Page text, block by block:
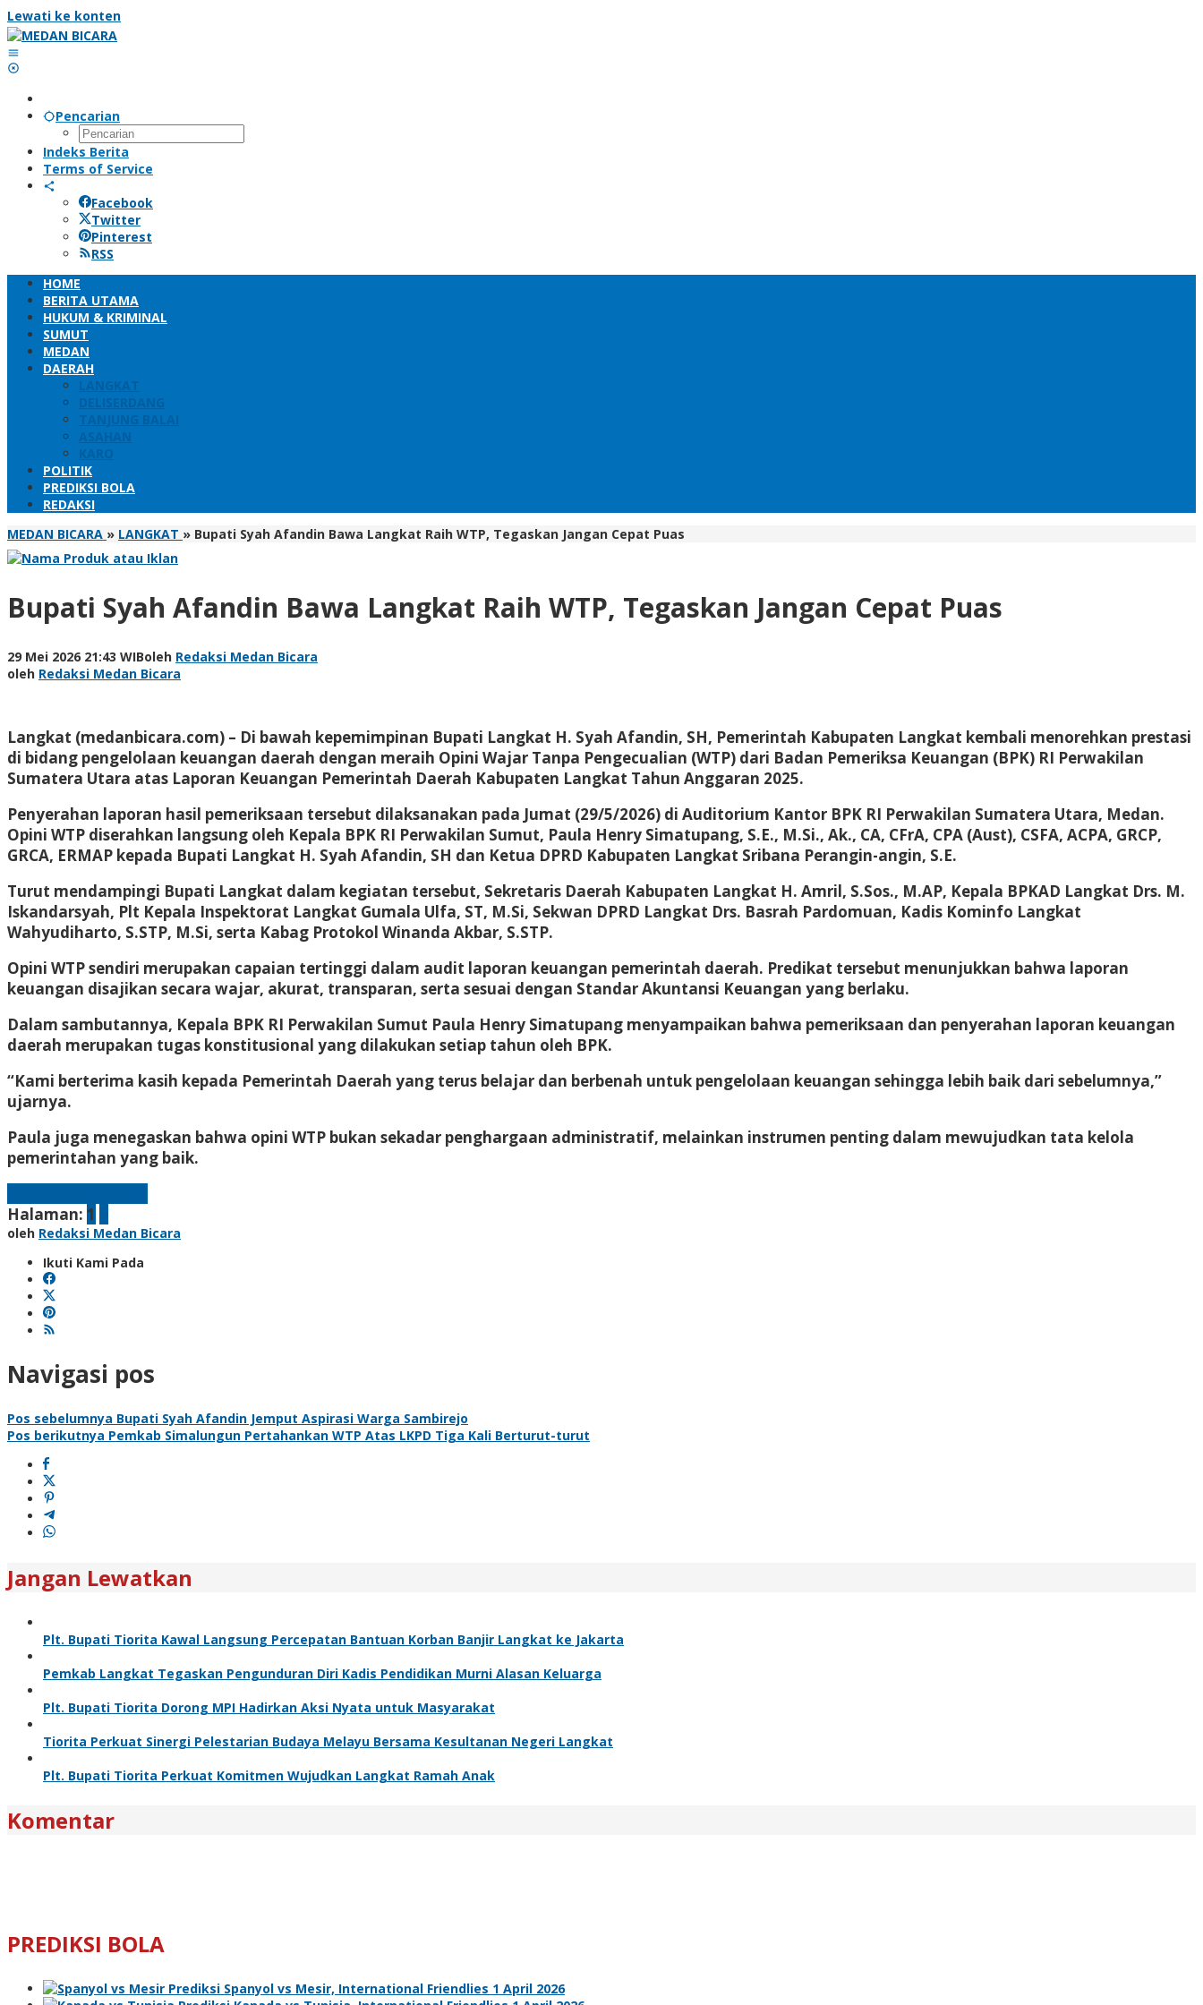
Lewati ke konten
Pencarian
Indeks Berita
Terms of Service
Facebook
Twitter
Pinterest
RSS
HOME
BERITA UTAMA
HUKUM & KRIMINAL
SUMUT
MEDAN
DAERAH
LANGKAT
DELISERDANG
TANJUNG BALAI
ASAHAN
KARO
POLITIK
PREDIKSI BOLA
REDAKSI
MEDAN BICARA » LANGKAT » Bupati Syah Afandin Bawa Langkat Raih WTP, Tegaskan Jangan Cepat Puas
Bupati Syah Afandin Bawa Langkat Raih WTP, Tegaskan Jangan Cepat Puas
29 Mei 2026 21:43 WIBoleh Redaksi Medan Bicara
oleh Redaksi Medan Bicara
Langkat (medanbicara.com) – Di bawah kepemimpinan Bupati Langkat H. Syah Afandin, SH, Pemerintah Kabupaten Langkat kembali menorehkan prestasi
di bidang pengelolaan keuangan daerah dengan meraih Opini Wajar Tanpa Pengecualian (WTP) dari Badan Pemeriksa Keuangan (BPK) RI Perwakilan
Sumatera Utara atas Laporan Keuangan Pemerintah Daerah Kabupaten Langkat Tahun Anggaran 2025.
Penyerahan laporan hasil pemeriksaan tersebut dilaksanakan pada Jumat (29/5/2026) di Auditorium Kantor BPK RI Perwakilan Sumatera Utara, Medan.
Opini WTP diserahkan langsung oleh Kepala BPK RI Perwakilan Sumut, Paula Henry Simatupang, S.E., M.Si., Ak., CA, CFrA, CPA (Aust), CSFA, ACPA, GRCP,
GRCA, ERMAP kepada Bupati Langkat H. Syah Afandin, SH dan Ketua DPRD Kabupaten Langkat Sribana Perangin-angin, S.E.
Turut mendampingi Bupati Langkat dalam kegiatan tersebut, Sekretaris Daerah Kabupaten Langkat H. Amril, S.Sos., M.AP, Kepala BPKAD Langkat Drs. M.
Iskandarsyah, Plt Kepala Inspektorat Langkat Gumala Ulfa, ST, M.Si, Sekwan DPRD Langkat Drs. Basrah Pardomuan, Kadis Kominfo Langkat
Wahyudiharto, S.STP, M.Si, serta Kabag Protokol Winanda Akbar, S.STP.
Opini WTP sendiri merupakan capaian tertinggi dalam audit laporan keuangan pemerintah daerah. Predikat tersebut menunjukkan bahwa laporan
keuangan disajikan secara wajar, akurat, transparan, serta sesuai dengan Standar Akuntansi Keuangan yang berlaku.
Dalam sambutannya, Kepala BPK RI Perwakilan Sumut Paula Henry Simatupang menyampaikan bahwa pemeriksaan dan penyerahan laporan keuangan
daerah merupakan tugas konstitusional yang dilakukan setiap tahun oleh BPK.
“Kami berterima kasih kepada Pemerintah Daerah yang terus belajar dan berbenah untuk pengelolaan keuangan sehingga lebih baik dari sebelumnya,”
ujarnya.
Paula juga menegaskan bahwa opini WTP bukan sekadar penghargaan administratif, melainkan instrumen penting dalam mewujudkan tata kelola
pemerintahan yang baik.
Halaman: 1
oleh Redaksi Medan Bicara
Ikuti Kami Pada
Navigasi pos
Pos sebelumnya Bupati Syah Afandin Jemput Aspirasi Warga Sambirejo
Pos berikutnya Pemkab Simalungun Pertahankan WTP Atas LKPD Tiga Kali Berturut-turut
Jangan Lewatkan
Plt. Bupati Tiorita Kawal Langsung Percepatan Bantuan Korban Banjir Langkat ke Jakarta
Pemkab Langkat Tegaskan Pengunduran Diri Kadis Pendidikan Murni Alasan Keluarga
Plt. Bupati Tiorita Dorong MPI Hadirkan Aksi Nyata untuk Masyarakat
Tiorita Perkuat Sinergi Pelestarian Budaya Melayu Bersama Kesultanan Negeri Langkat
Plt. Bupati Tiorita Perkuat Komitmen Wujudkan Langkat Ramah Anak
Komentar
PREDIKSI BOLA
Prediksi Spanyol vs Mesir, International Friendlies 1 April 2026